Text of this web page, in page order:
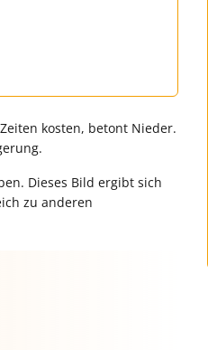
kosten, betont Nieder.
Dieses Bild ergibt sich
zu anderen